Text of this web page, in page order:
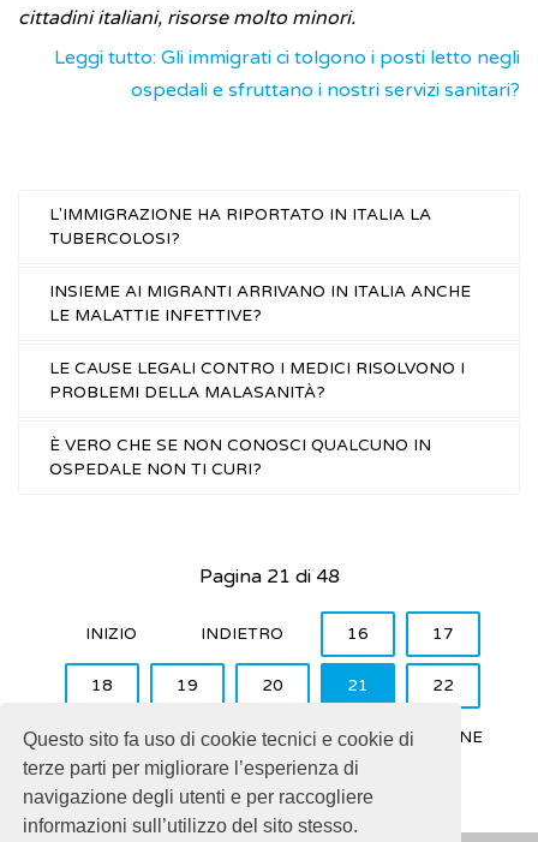
Questo sito fa uso di cookie tecnici e cookie di
terze parti per migliorare l’esperienza di
navigazione degli utenti e per raccogliere
informazioni sull’utilizzo del sito stesso.
cittadini italiani, risorse molto minori.
Leggi tutto: Gli immigrati ci tolgono i posti letto negli
ospedali e sfruttano i nostri servizi sanitari?
L'IMMIGRAZIONE HA RIPORTATO IN ITALIA LA
TUBERCOLOSI?
INSIEME AI MIGRANTI ARRIVANO IN ITALIA ANCHE
LE MALATTIE INFETTIVE?
LE CAUSE LEGALI CONTRO I MEDICI RISOLVONO I
PROBLEMI DELLA MALASANITÀ?
È VERO CHE SE NON CONOSCI QUALCUNO IN
OSPEDALE NON TI CURI?
Pagina 21 di 48
INIZIO INDIETRO 16 17
18 19 20 21 22
23 24 25 AVANTI FINE